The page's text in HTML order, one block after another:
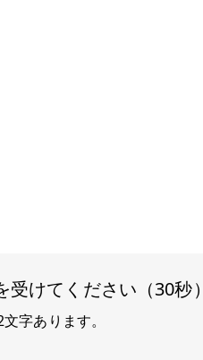
受けてください（30秒
文字あります。